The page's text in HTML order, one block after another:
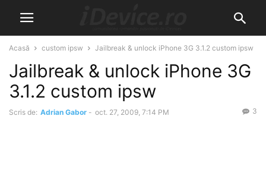
Acasă custom ipsw Jailbreak & unlock iPhone 3G 3.1.2 custom ipsw
Jailbreak & unlock iPhone 3G
3.1.2 custom ipsw
Scris de: Adrian Gabor - oct. 27, 2009, 7:14 PM 3